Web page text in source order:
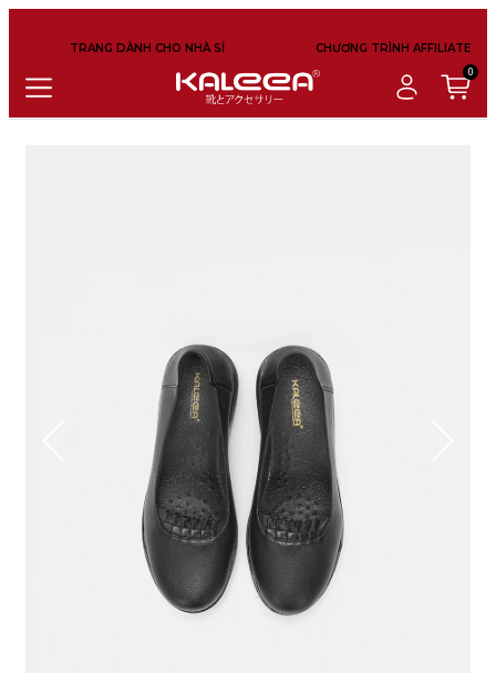
0
TRANG DÀNH CHO NHÀ SỈ CHƯƠNG TRÌNH AFFILIATE